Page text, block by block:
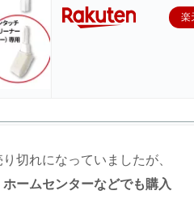
楽
切れになっていましたが、
ームセンターなどでも購入